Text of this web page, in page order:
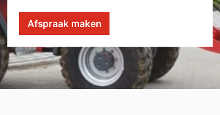
Afspraak maken